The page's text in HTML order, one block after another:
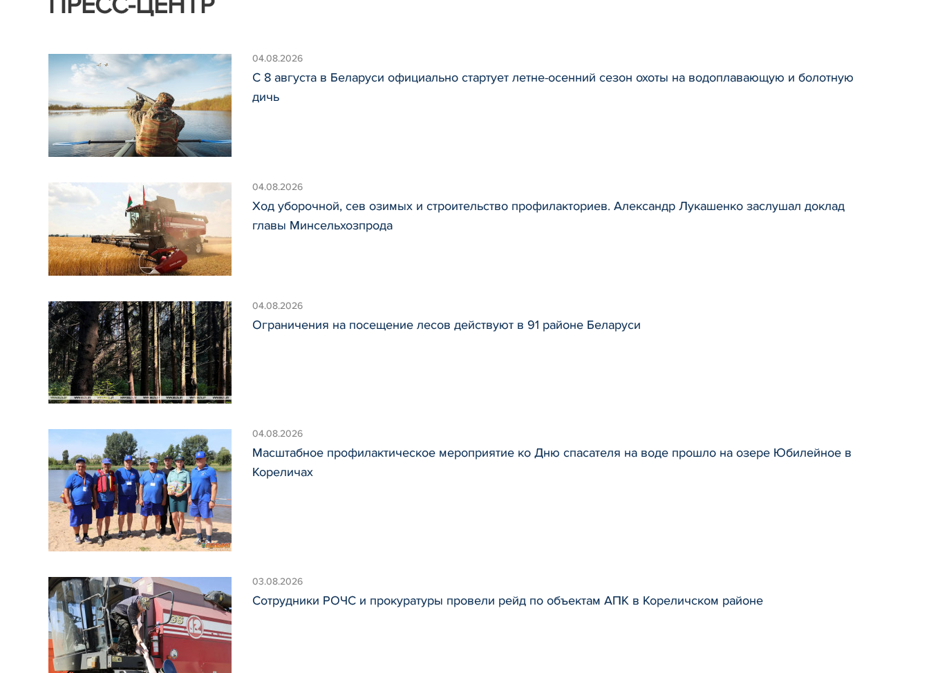
04.08.2026
С 8 августа в Беларуси официально стартует летне-осенний сезон охоты на водоплавающую и болотную
дичь
04.08.2026
Ход уборочной, сев озимых и строительство профилакториев. Александр Лукашенко заслушал доклад
главы Минсельхозпрода
04.08.2026
Ограничения на посещение лесов действуют в 91 районе Беларуси
04.08.2026
Масштабное профилактическое мероприятие ко Дню спасателя на воде прошло на озере Юбилейное в
Кореличах
03.08.2026
Сотрудники РОЧС и прокуратуры провели рейд по объектам АПК в Кореличском районе